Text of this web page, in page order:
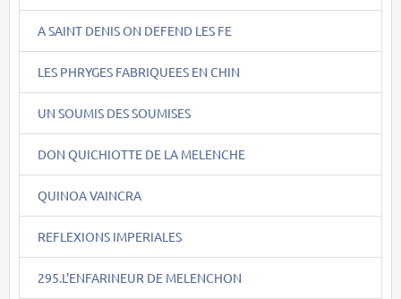
A SAINT DENIS ON DEFEND LES FE
LES PHRYGES FABRIQUEES EN CHIN
UN SOUMIS DES SOUMISES
DON QUICHIOTTE DE LA MELENCHE
QUINOA VAINCRA
REFLEXIONS IMPERIALES
295.L'ENFARINEUR DE MELENCHON